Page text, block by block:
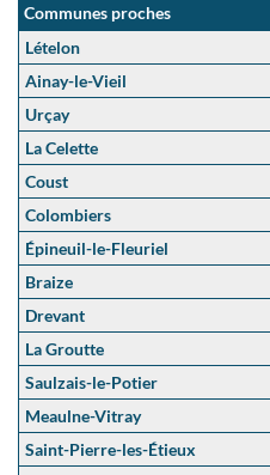
Communes proches
Lételon
Ainay-le-Vieil
Urçay
La Celette
Coust
Colombiers
Épineuil-le-Fleuriel
Braize
Drevant
La Groutte
Saulzais-le-Potier
Meaulne-Vitray
Saint-Pierre-les-Étieux